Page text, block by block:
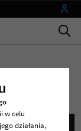
w celu
działania,